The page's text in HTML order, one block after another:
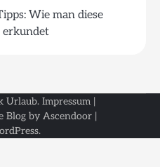
Wie man diese
erkundet
Urlaub. Impressum |
Blog by Ascendoor|
.